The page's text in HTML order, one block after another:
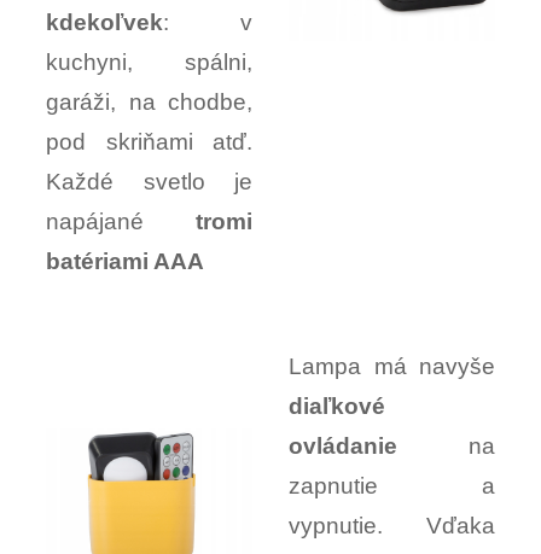
kdekoľvek: v
kuchyni, spálni,
garáži, na chodbe,
pod skriňami atď.
Každé svetlo je
napájané tromi
batériami AAA
Lampa má navyše
diaľkové
ovládanie na
zapnutie a
vypnutie. Vďaka